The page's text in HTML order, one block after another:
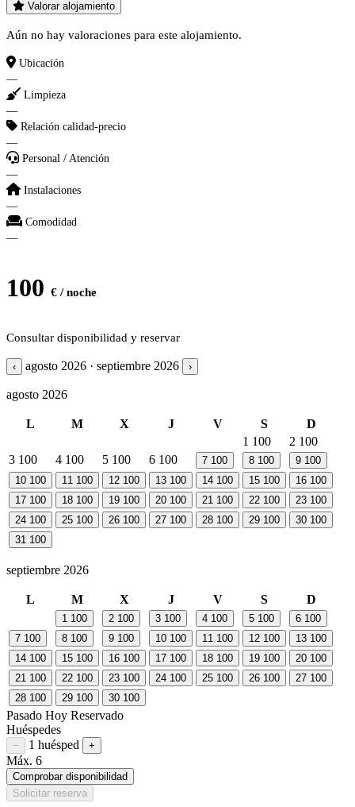
Valorar alojamiento
Aún no hay valoraciones para este alojamiento.
Ubicación
—
Limpieza
—
Relación calidad-precio
—
Personal / Atención
—
Instalaciones
—
Comodidad
—
100 € / noche
Consultar disponibilidad y reservar
‹ agosto 2026 · septiembre 2026 ›
agosto 2026
L M X J V S
D
1 100 2 100
3 100 4 100 5 100 6 100 7 100 8 100 9 100
10 100 11 100 12 100 13 100 14 100 15 100 16 100
17 100 18 100 19 100 20 100 21 100 22 100 23 100
24 100 25 100 26 100 27 100 28 100 29 100 30 100
31 100
septiembre 2026
L M X J V S D
1 100 2 100 3 100 4 100 5 100 6 100
7 100 8 100 9 100 10 100 11 100 12 100 13 100
14 100 15 100 16 100 17 100 18 100 19 100 20 100
21 100 22 100 23 100 24 100 25 100 26 100 27 100
28 100 29 100 30 100
Pasado Hoy Reservado
Huéspedes
Restar huésped
− 1 huésped Sumar huésped
+
Máx. 6
Comprobar disponibilidad
Solicitar reserva